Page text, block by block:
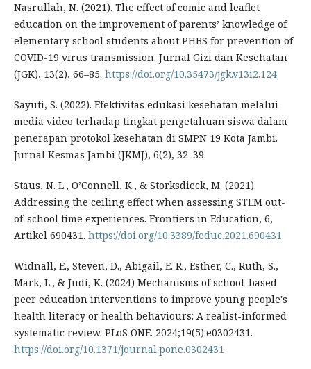
Nasrullah, N. (2021). The effect of comic and leaflet
education on the improvement of parents’ knowledge of
elementary school students about PHBS for prevention of
COVID-19 virus transmission. Jurnal Gizi dan Kesehatan
(JGK), 13(2), 66–85. https://doi.org/10.35473/jgk.v13i2.124
Sayuti, S. (2022). Efektivitas edukasi kesehatan melalui
media video terhadap tingkat pengetahuan siswa dalam
penerapan protokol kesehatan di SMPN 19 Kota Jambi.
Jurnal Kesmas Jambi (JKMJ), 6(2), 32–39.
Staus, N. L., O’Connell, K., & Storksdieck, M. (2021).
Addressing the ceiling effect when assessing STEM out-
of-school time experiences. Frontiers in Education, 6,
Artikel 690431. https://doi.org/10.3389/feduc.2021.690431
Widnall, E., Steven, D., Abigail, E. R., Esther, C., Ruth, S.,
Mark, L., & Judi, K. (2024) Mechanisms of school-based
peer education interventions to improve young people's
health literacy or health behaviours: A realist-informed
systematic review. PLoS ONE. 2024;19(5):e0302431.
https://doi.org/10.1371/journal.pone.0302431